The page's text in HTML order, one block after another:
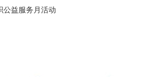
公益服务月活动